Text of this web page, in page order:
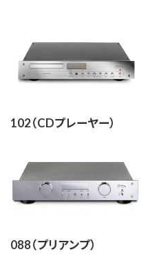
102（CDプレーヤー）
088（プリアンプ）